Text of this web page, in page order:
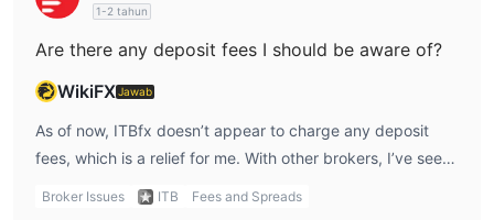
1-2 tahun
Are there any deposit fees I should be aware of?
WikiFXJawab
As of now, ITBfx doesn’t appear to charge any deposit
fees, which is a relief for me. With other brokers, I’ve seen
unexpected deposit charges, and it’s always a bit
Broker Issues ITB
Fees and Spreads